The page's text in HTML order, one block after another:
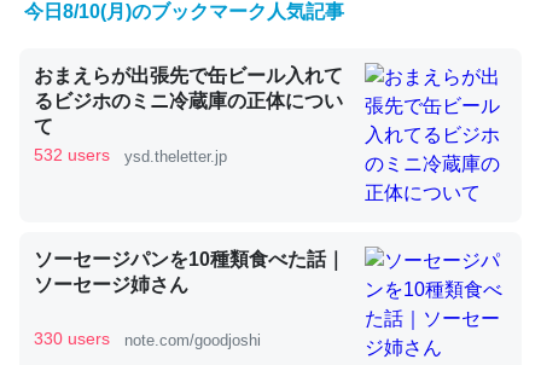
くらい。小説でいう「ずっと前の伏線」は回収されないけ
ど、短期記憶というには多い分量。進化すればするほど分
かりやすく強くなりそう
─GPTの仕組みと限界についての考察（１） - conceptualization
昆虫ってカルシウム少ないのか。知らんかった。調べたら
今日8/10(月)のブックマーク人気記事
おまえらが出張先で缶ビール入れて
るビジホのミニ冷蔵庫の正体につい
て
532 users ysd.theletter.jp
ソーセージパンを10種類食べた話｜
ソーセージ姉さん
330 users note.com/goodjoshi